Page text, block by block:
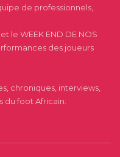
de professionnels,
le WEEK END DE NOS
des joueurs
chroniques, interviews,
du foot Africain.